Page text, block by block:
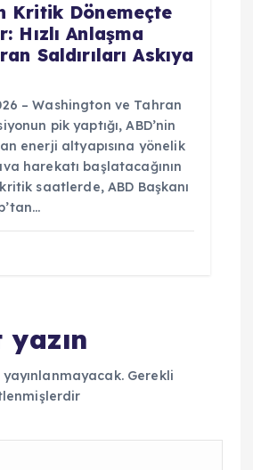
Kritik Dönemeçte
Hızlı Anlaşma
Saldırıları Askıya
– Washington ve Tahran
pik yaptığı, ABD’nin
enerji altyapısına yönelik
harekatı başlatacağının
saatlerde, ABD Başkanı
yazın
Gerekli